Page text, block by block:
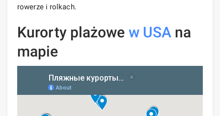
rowerze i rolkach.
Kurorty plażowe w USA na
mapie